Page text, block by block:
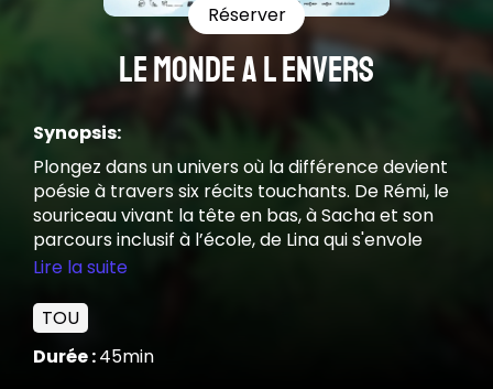
Réserver
LE MONDE A L ENVERS
Synopsis:
Plongez dans un univers où la différence devient
poésie à travers six récits touchants. De Rémi, le
souriceau vivant la tête en bas, à Sacha et son
parcours inclusif à l’école, de Lina qui s'envole
avec un pull, à Lily qui fait éternuer la lune... Ce
perceptions singulières de l’enfance. Entre tricot
de nuages, cités sous-marines et
métamorphoses fantastiques du quotidien, ces
Lire la suite
TOU
Durée :45min